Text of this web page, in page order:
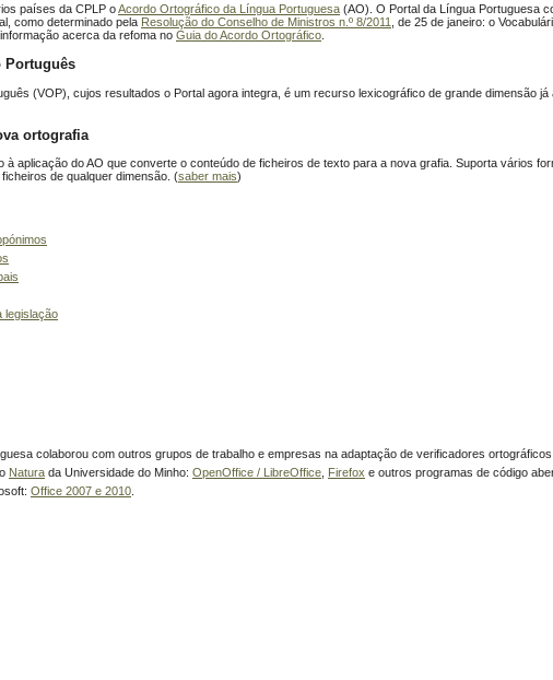
países da CPLP oAcordo Ortográfico da Língua Portuguesa (AO). O Portal da Língua Portuguesa
como determinado pela Resolução do Conselho de Ministros n.º 8/2011
, de 25 de janeiro: o
acerca da refoma no Guia do Acordo Ortográfico
Português
(VOP), cujos resultados o Portal agora integra, é um recurso lexicográfico de grande dimensão já
ortografia
à aplicação do AO que converte o conteúdo de ficheiros de texto para a nova grafia. Suporta vários
de qualquer dimensão. (saber mais)
legislação
colaborou com outros grupos de trabalho e empresas na adaptação de verificadores ortográficos
Natura da Universidade do Minho: OpenOffice / LibreOffice Firefox e outros programas de código
Office 2007 e 2010